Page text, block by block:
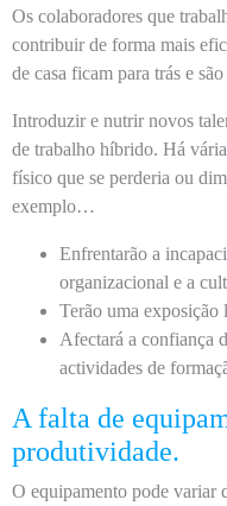
Os colaboradores que
contribuir de forma mais
de casa ficam para trás e
Introduzir e nutrir novos
de trabalho híbrido. Há
físico que se perderia ou
exemplo…
Enfrentarão a
organizacional e a
Terão uma exposição
Afectará a confiança
actividades de
A falta de
produtividade.
O equipamento pode variar